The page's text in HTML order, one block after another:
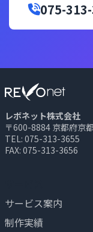
075-
レボネット株式会社
〒600-8884 京都府京
TEL: 075-313-3655
FAX: 075-313-3656
サービス案内
制作実績